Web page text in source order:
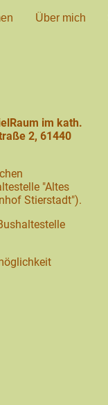
Über mich
im kath.
2, 61440
"Altes
Stierstadt").